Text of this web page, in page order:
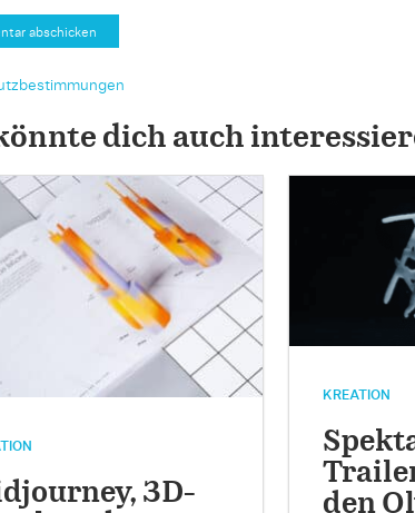
dich auch
3D-
KREATION
den